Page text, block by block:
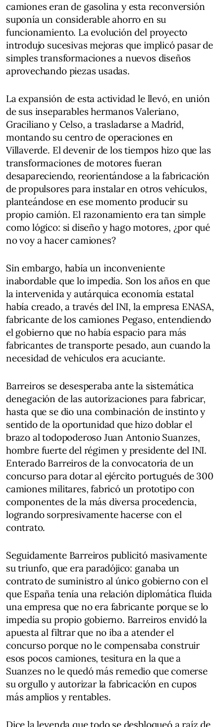
camiones eran de gasolina y esta reconversión
suponía un considerable ahorro en su
funcionamiento. La evolución del proyecto
introdujo sucesivas mejoras que implicó pasar de
simples transformaciones a nuevos diseños
aprovechando piezas usadas.
La expansión de esta actividad le llevó, en unión
de sus inseparables hermanos Valeriano,
Graciliano y Celso, a trasladarse a Madrid,
montando su centro de operaciones en
Villaverde. El devenir de los tiempos hizo que las
transformaciones de motores fueran
desapareciendo, reorientándose a la fabricación
de propulsores para instalar en otros vehículos,
planteándose en ese momento producir su
propio camión. El razonamiento era tan simple
como lógico: si diseño y hago motores, ¿por qué
no voy a hacer camiones?
Sin embargo, había un inconveniente
inabordable que lo impedía. Son los años en que
la intervenida y autárquica economía estatal
había creado, a través del INI, la empresa ENASA,
fabricante de los camiones Pegaso, entendiendo
el gobierno que no había espacio para más
fabricantes de transporte pesado, aun cuando la
necesidad de vehículos era acuciante.
Barreiros se desesperaba ante la sistemática
denegación de las autorizaciones para fabricar,
hasta que se dio una combinación de instinto y
sentido de la oportunidad que hizo doblar el
brazo al todopoderoso Juan Antonio Suanzes,
hombre fuerte del régimen y presidente del INI.
Enterado Barreiros de la convocatoria de un
concurso para dotar al ejército portugués de 300
camiones militares, fabricó un prototipo con
componentes de la más diversa procedencia,
logrando sorpresivamente hacerse con el
contrato.
Seguidamente Barreiros publicitó masivamente
su triunfo, que era paradójico: ganaba un
contrato de suministro al único gobierno con el
que España tenía una relación diplomática fluida
una empresa que no era fabricante porque se lo
impedía su propio gobierno. Barreiros envidó la
apuesta al filtrar que no iba a atender el
concurso porque no le compensaba construir
esos pocos camiones, tesitura en la que a
Suanzes no le quedó más remedio que comerse
su orgullo y autorizar la fabricación en cupos
más amplios y rentables.
Dice la leyenda que todo se desbloqueó a raíz de